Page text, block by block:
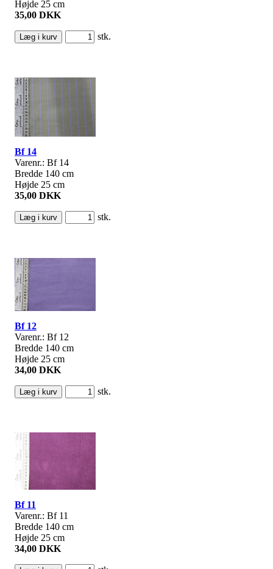
Højde 25 cm
35,00 DKK
stk.
Bf 14
Varenr.: Bf 14
Bredde 140 cm
Højde 25 cm
35,00 DKK
stk.
Bf 12
Varenr.: Bf 12
Bredde 140 cm
Højde 25 cm
34,00 DKK
stk.
Bf 11
Varenr.: Bf 11
Bredde 140 cm
Højde 25 cm
34,00 DKK